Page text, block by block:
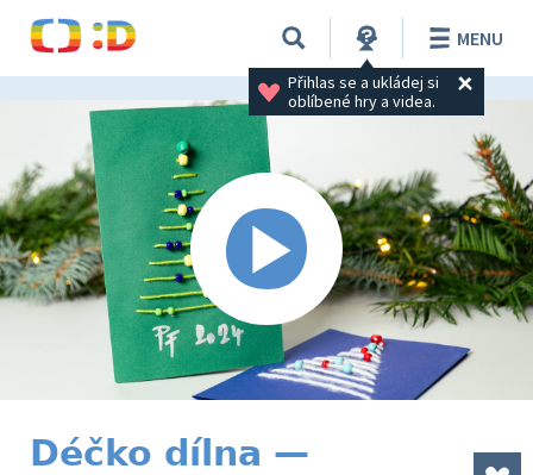
Přihlas se a ukládej si
oblíbené hry a videa.
MENU
Déčko dílna —